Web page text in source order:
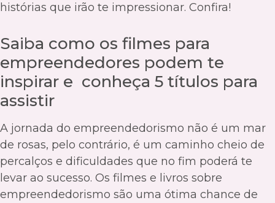
histórias que irão te impressionar. Confira!
Saiba como os filmes para
empreendedores podem te
inspirar e conheça 5 títulos para
assistir
A jornada do empreendedorismo não é um mar
de rosas, pelo contrário, é um caminho cheio de
percalços e dificuldades que no fim poderá te
levar ao sucesso. Os filmes e livros sobre
empreendedorismo são uma ótima chance de